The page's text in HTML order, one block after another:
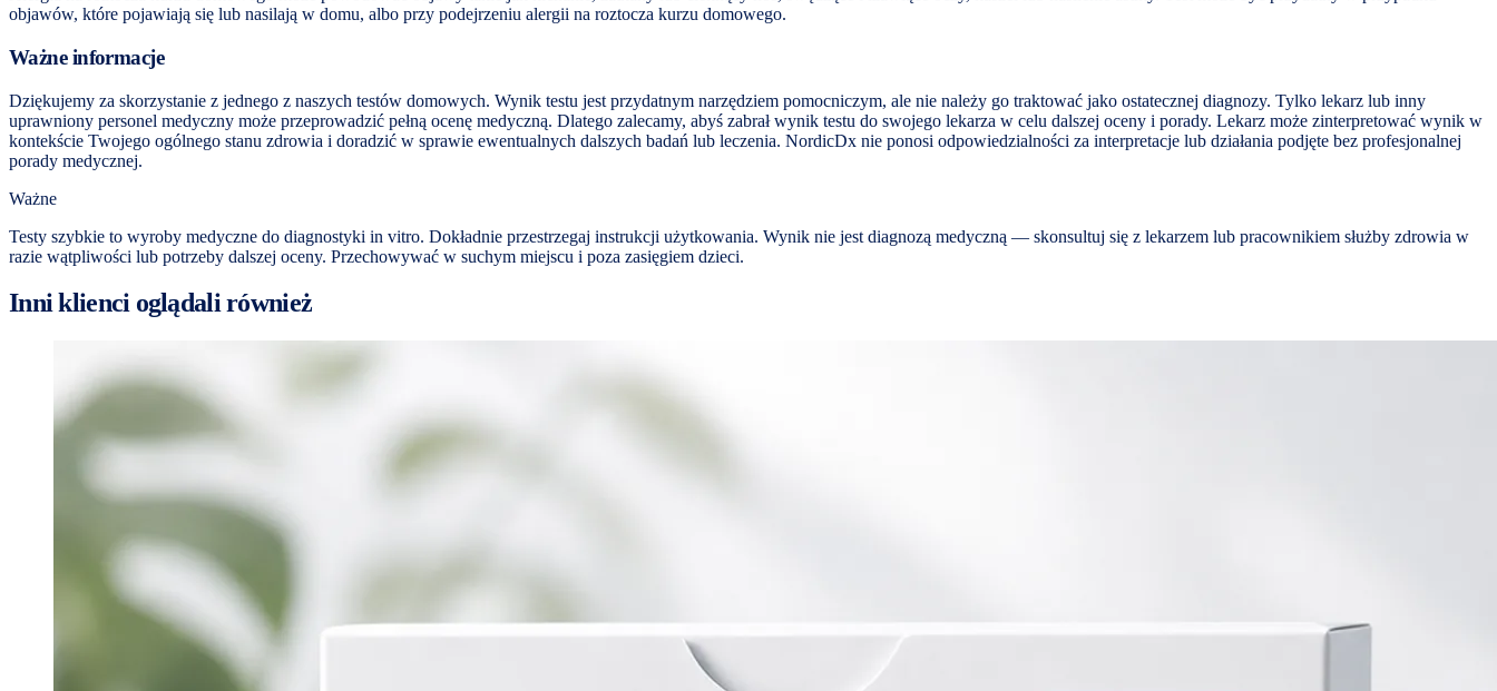
objawów, które pojawiają się lub nasilają w domu, albo przy podejrzeniu alergii na roztocza kurzu domowego.
Ważne informacje
Dziękujemy za skorzystanie z jednego z naszych testów domowych. Wynik testu jest przydatnym narzędziem pomocniczym, ale nie należy go traktować jako ostatecznej diagnozy. Tylko lekarz lub inny
uprawniony personel medyczny może przeprowadzić pełną ocenę medyczną. Dlatego zalecamy, abyś zabrał wynik testu do swojego lekarza w celu dalszej oceny i porady. Lekarz może zinterpretować wynik w
kontekście Twojego ogólnego stanu zdrowia i doradzić w sprawie ewentualnych dalszych badań lub leczenia. NordicDx nie ponosi odpowiedzialności za interpretacje lub działania podjęte bez profesjonalnej
porady medycznej.
Ważne
Testy szybkie to wyroby medyczne do diagnostyki in vitro. Dokładnie przestrzegaj instrukcji użytkowania. Wynik nie jest diagnozą medyczną — skonsultuj się z lekarzem lub pracownikiem służby zdrowia w
razie wątpliwości lub potrzeby dalszej oceny. Przechowywać w suchym miejscu i poza zasięgiem dzieci.
Inni klienci oglądali również